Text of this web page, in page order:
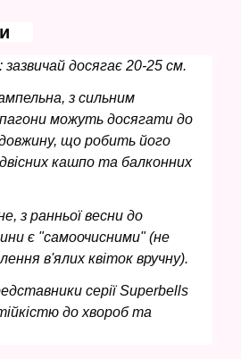
: зазвичай досягає 20-25 см.
з сильним
можуть досягати до
що робить його
кашпо та балконних
з ранньої весни до
є "самоочисними" (не
в'ялих квіток вручну).
серії Superbells
до хвороб та